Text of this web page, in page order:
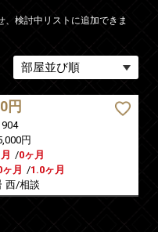
検討中リストに追加できま
円
904
円
/0ヶ月
ヶ月 /1.0ヶ月
西/相談